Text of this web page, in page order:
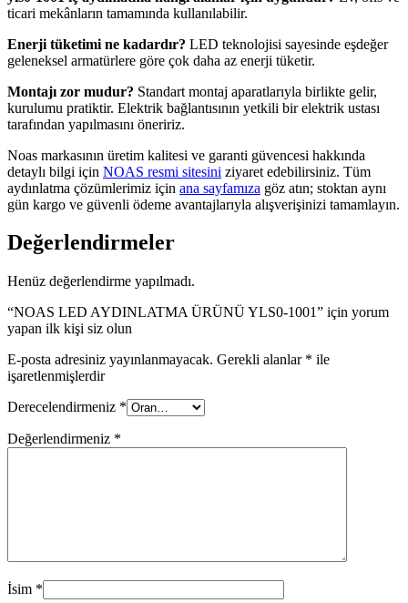
ticari mekânların tamamında kullanılabilir.
Enerji tüketimi ne kadardır? LED teknolojisi sayesinde eşdeğer
geleneksel armatürlere göre çok daha az enerji tüketir.
Montajı zor mudur? Standart montaj aparatlarıyla birlikte gelir,
kurulumu pratiktir. Elektrik bağlantısının yetkili bir elektrik ustası
tarafından yapılmasını öneririz.
Noas markasının üretim kalitesi ve garanti güvencesi hakkında
detaylı bilgi için NOAS resmi sitesini ziyaret edebilirsiniz. Tüm
aydınlatma çözümlerimiz için ana sayfamıza göz atın; stoktan aynı
gün kargo ve güvenli ödeme avantajlarıyla alışverişinizi tamamlayın.
Değerlendirmeler
Henüz değerlendirme yapılmadı.
“NOAS LED AYDINLATMA ÜRÜNÜ YLS0-1001” için yorum
yapan ilk kişi siz olun
E-posta adresiniz yayınlanmayacak. Gerekli alanlar * ile
işaretlenmişlerdir
Derecelendirmeniz *
Değerlendirmeniz *
İsim *